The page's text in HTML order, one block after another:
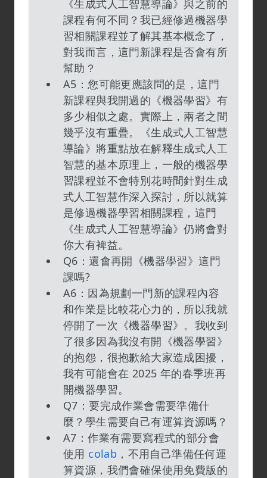
《生成式人工智慧導論》與之前的
課程有何不同？我已經修過機器學
習相關課程並了解其基本概念了，
對我而言，這門新課程是否會有所
幫助？
A5：您可能更應該問的是，這門
新課程與我開過的《機器學習》有
多少相似之處。實際上，兩者之間
幾乎沒有重疊。《生成式人工智慧
導論》將重點放在解釋生成式人工
智慧的基本原理上，一般的機器學
習課程並不會特別花時間針對生成
式人工智慧作深入探討，所以就算
是修過機器學習相關課程，這門
《生成式人工智慧導論》仍將會對
你大有裨益。
Q6：還會再開《機器學習》這門
課嗎?
A6：因為規劃一門新的課程內容
和作業是比較花心力的，所以我就
停開了一次《機器學習》。我收到
了很多因為我沒有開《機器學習》
的抱怨，很抱歉給大家造成困擾，
我有可能會在 2025 年的春季班再
開機器學習。
Q7：要完成作業會需要準備什
麼？學生需要自己有運算資源嗎？
A7：作業有需要寫程式的部分會
使用 colab ，不用自己準備任何運
算資源，我們會確保使用免費版的